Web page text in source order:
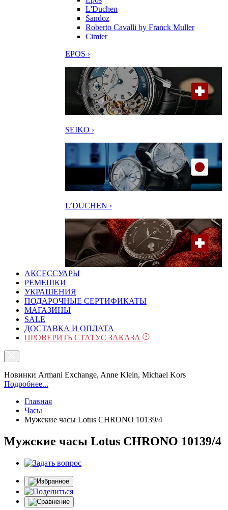
L'Duchen
Sandoz
Roberto Cavalli by Franck Muller
Cimier
EPOS ›
SEIKO ›
L’DUCHEN ›
АКСЕССУАРЫ
РЕМЕШКИ
УКРАШЕНИЯ
ПОДАРОЧНЫЕ СЕРТИФИКАТЫ
МАГАЗИНЫ
SALE
ДОСТАВКА И ОПЛАТА
ПРОВЕРИТЬ СТАТУС ЗАКАЗА
Новинки Armani Exchange, Anne Klein, Michael Kors
Подробнее...
Главная
Часы
Мужские часы Lotus CHRONO 10139/4
Мужские часы Lotus CHRONO 10139/4